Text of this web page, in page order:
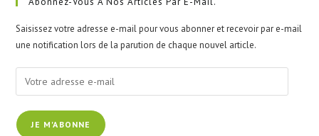
Saisissez votre adresse e-mail pour vous abonner et recevoir par e-mail
une notification lors de la parution de chaque nouvel article.
Votre
adresse
e-
mailJE M'ABONNE